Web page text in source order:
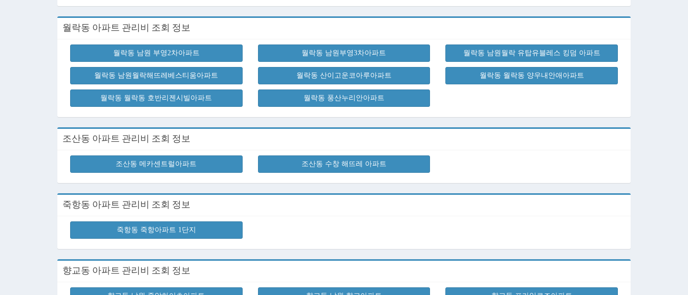
월락동 아파트 관리비 조회 정보
월락동 남원 부영2차아파트 월락동 남원부영3차아파트 월락동 남원월락 유탑유블레스 킹덤 아파트
월락동 남원월락해뜨레베스티움아파트 월락동 산이고운코아루아파트 월락동 월락동 양우내안애아파트
월락동 월락동 호반리젠시빌아파트 월락동 풍산누리안아파트
조산동 아파트 관리비 조회 정보
조산동 메카센트럴아파트 조산동 수창 해뜨레 아파트
죽항동 아파트 관리비 조회 정보
죽항동 죽항아파트 1단지
향교동 아파트 관리비 조회 정보